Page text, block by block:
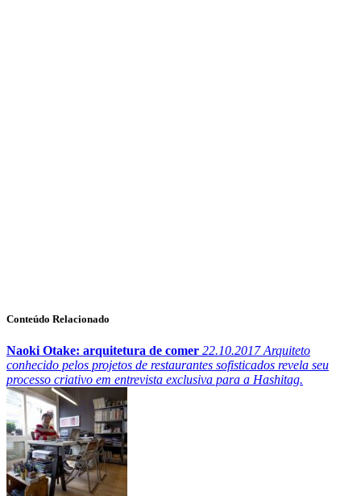
Conteúdo Relacionado
Naoki Otake: arquitetura de comer 22.10.2017Arquiteto
conhecido pelos projetos de restaurantes sofisticados revela seu
processo criativo em entrevista exclusiva para a Hashitag.